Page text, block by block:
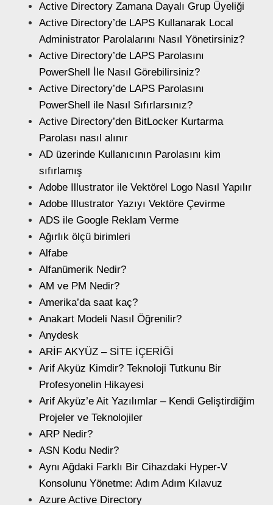
Active Directory Zamana Dayalı Grup Üyeliği
Active Directory’de LAPS Kullanarak Local
Administrator Parolalarını Nasıl Yönetirsiniz?
Active Directory’de LAPS Parolasını
PowerShell İle Nasıl Görebilirsiniz?
Active Directory’de LAPS Parolasını
PowerShell ile Nasıl Sıfırlarsınız?
Active Directory’den BitLocker Kurtarma
Parolası nasıl alınır
AD üzerinde Kullanıcının Parolasını kim
sıfırlamış
Adobe Illustrator ile Vektörel Logo Nasıl Yapılır
Adobe Illustrator Yazıyı Vektöre Çevirme
ADS ile Google Reklam Verme
Ağırlık ölçü birimleri
Alfabe
Alfanümerik Nedir?
AM ve PM Nedir?
Amerika’da saat kaç?
Anakart Modeli Nasıl Öğrenilir?
Anydesk
ARİF AKYÜZ – SİTE İÇERİĞİ
Arif Akyüz Kimdir? Teknoloji Tutkunu Bir
Profesyonelin Hikayesi
Arif Akyüz’e Ait Yazılımlar – Kendi Geliştirdiğim
Projeler ve Teknolojiler
ARP Nedir?
ASN Kodu Nedir?
Aynı Ağdaki Farklı Bir Cihazdaki Hyper-V
Konsolunu Yönetme: Adım Adım Kılavuz
Azure Active Directory